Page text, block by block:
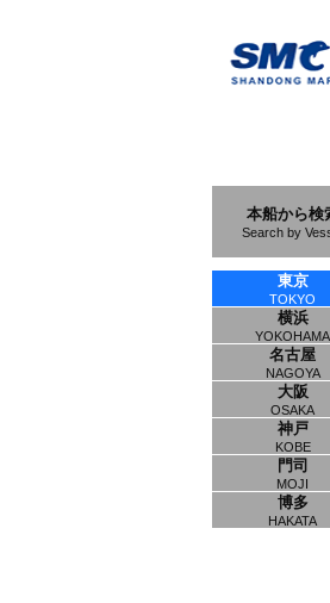
本船から検
Search by
東京
TOKYO
横浜
YOKOHAMA
名古屋
NAGOYA
大阪
OSAKA
神戸
KOBE
門司
MOJI
博多
HAKATA